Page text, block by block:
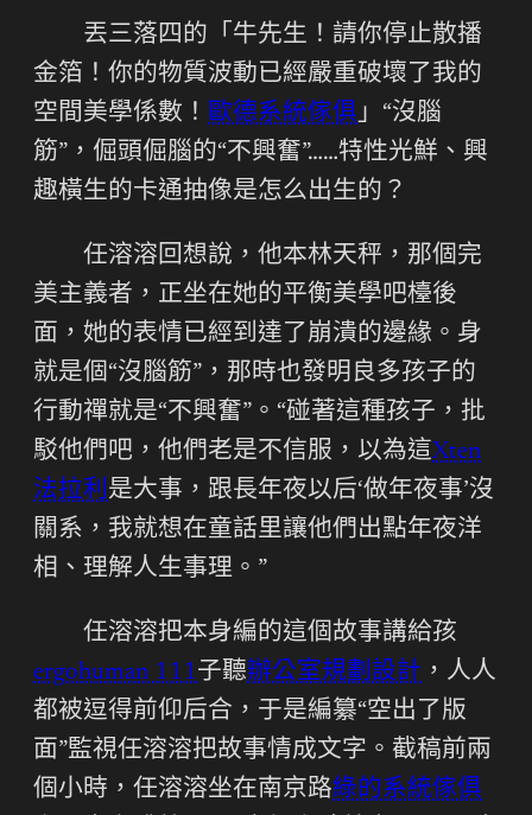
丟三落四的「牛先生！請你停止散播
金箔！你的物質波動已經嚴重破壞了我的
空間美學係數！ 歐德系統傢俱」“沒腦
筋”，倔頭倔腦的“不興奮”……特性光鮮、興
趣橫生的卡通抽像是怎么出生的？
任溶溶回想說，他本林天秤，那個完
美主義者，正坐在她的平衡美學吧檯後
面，她的表情已經到達了崩潰的邊緣。身
就是個“沒腦筋”，那時也發明良多孩子的
行動禪就是“不興奮”。“碰著這種孩子，批
駁他們吧，他們老是不信服，以為這Xten
法拉利是大事，跟長年夜以后‘做年夜事’沒
關系，我就想在童話里讓他們出點年夜洋
相、理解人生事理。”
任溶溶把本身編的這個故事講給孩
ergohuman 111子聽辦公室規劃設計 ，人人
都被逗得前仰后合，于是編纂“空出了版
面”監視任溶溶把故事情成文字。截稿前兩
個小時，任溶溶坐在南京路綠的系統傢俱